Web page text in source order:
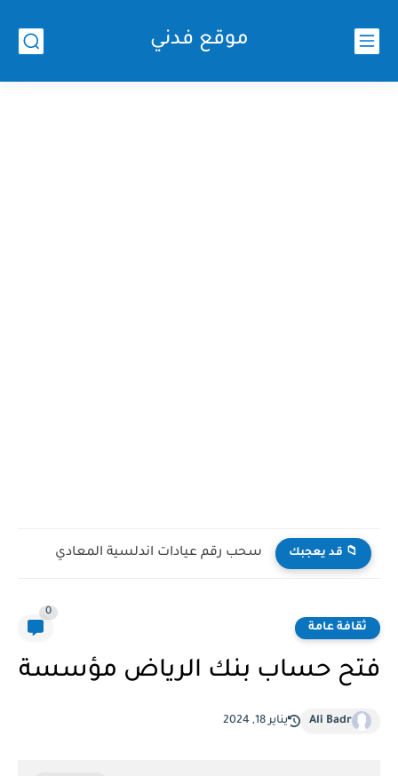
موقع فدني
📁 قد يعجبك حجز موعد في طب الاسرة السعودية
ثقافة عامة
0
فتح حساب بنك الرياض مؤسسة
Ali Badr يناير 18, 2024